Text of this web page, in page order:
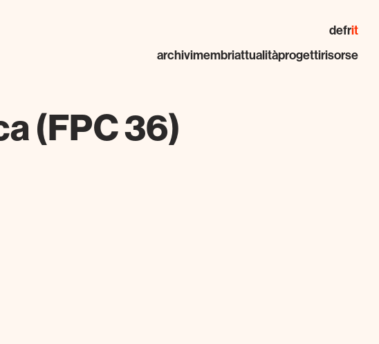
defrit
archivimembriattualitàprogettirisorse
(FPC 36)